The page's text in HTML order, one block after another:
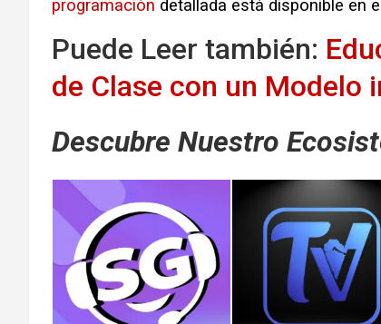
programación detallada está disponible en
Puede Leer también:
de Clase con un Modelo
Descubre Nuestro